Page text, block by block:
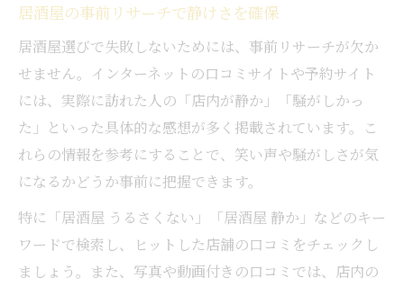
居酒屋の事前リサーチで静けさを確保
居酒屋選びで失敗しないためには、事前リサーチが欠か
せません。インターネットの口コミサイトや予約サイト
には、実際に訪れた人の「店内が静か」「騒がしかっ
た」といった具体的な感想が多く掲載されています。こ
れらの情報を参考にすることで、笑い声や騒がしさが気
になるかどうか事前に把握できます。
特に「居酒屋 うるさくない」「居酒屋 静か」などのキー
ワードで検索し、ヒットした店舗の口コミをチェックし
ましょう。また、写真や動画付きの口コミでは、店内の